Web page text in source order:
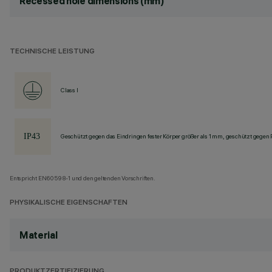
TECHNISCHE LEISTUNG
Class I
Geschützt gegen das Eindringen fester Körper größer als 1 mm, geschützt gegen
Entspricht EN60598-1 und den geltenden Vorschriften.
PHYSIKALISCHE EIGENSCHAFTEN
Material